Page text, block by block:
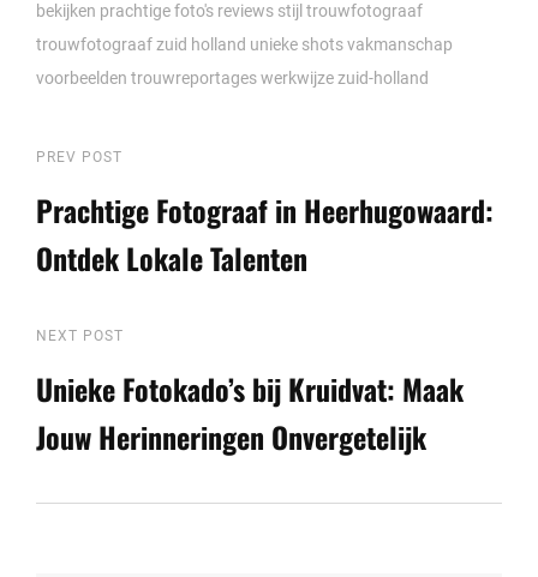
bekijken prachtige foto's reviews stijl trouwfotograaf
trouwfotograaf zuid holland unieke shotsvakmanschap
voorbeelden trouwreportageswerkwijzezuid-holland
Berichtnavigatie
Previous
Post
PREV POST
Prachtige Fotograaf in Heerhugowaard:
Ontdek Lokale Talenten
Next
Post
NEXT POST
Unieke Fotokado’s bij Kruidvat: Maak
Jouw Herinneringen Onvergetelijk